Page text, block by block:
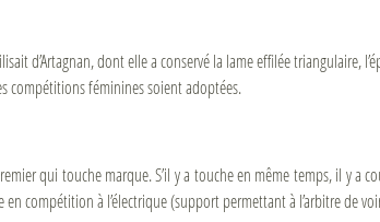
d’Artagnan, dont elle a conservé la lame effilée triangulaire,
compétitions féminines soient adoptées.
qui touche marque. S’il y a touche en même temps, il y a
en compétition à l’électrique (support permettant à l’arbitre de